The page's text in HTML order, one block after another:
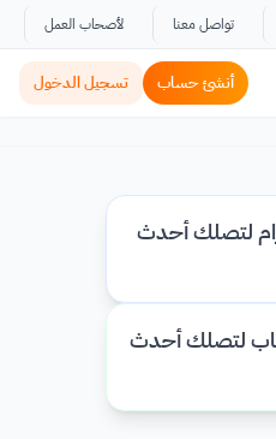
تواصل معنا لأصحاب العمل
أنشئ حساب تسجيل الدخول
لتصلك أحدث
لتصلك أحدث